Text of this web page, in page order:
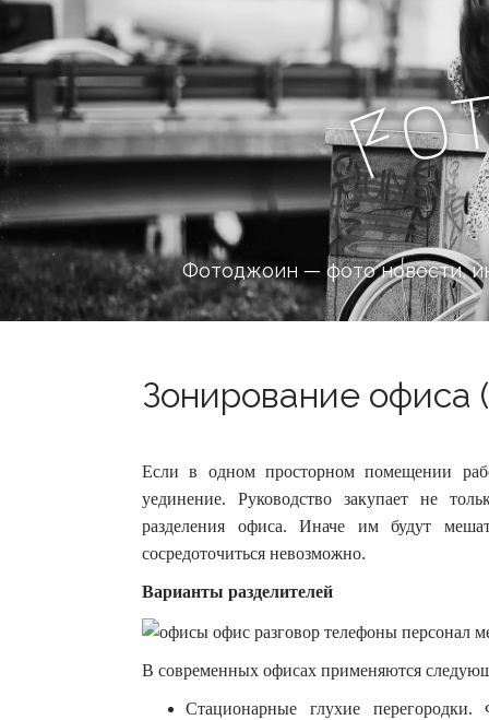
Fo
Фотоджоин — фото новости,
Зонирование офиса
Если в одном просторном помещении
уединение. Руководство закупает не
разделения офиса.Иначе им будут
сосредоточиться невозможно.
Варианты разделителей
В современных офисах применяются
Стационарные глухие